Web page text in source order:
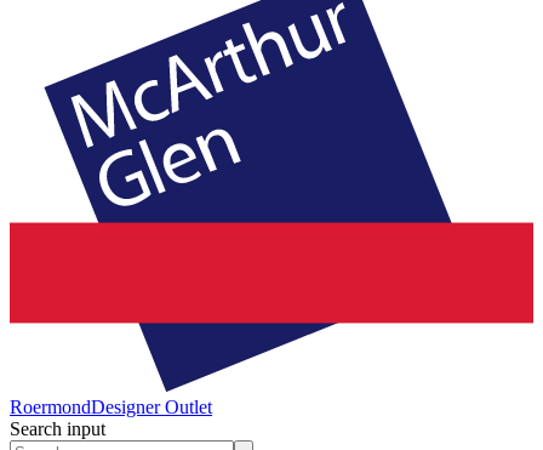
RoermondDesigner Outlet
Search input